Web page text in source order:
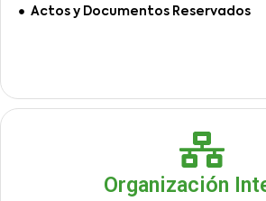
Actos y Documentos Reservados
Organización